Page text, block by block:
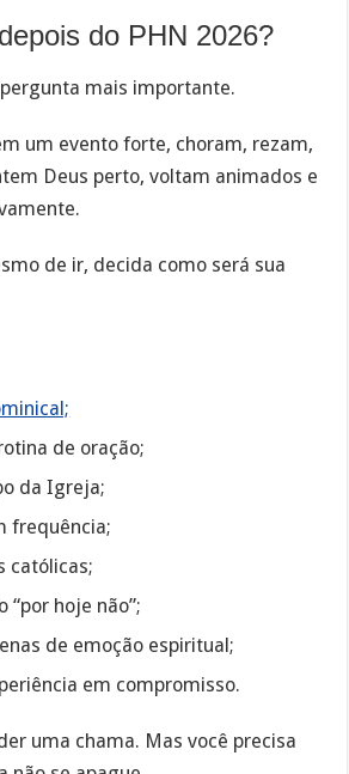
do PHN 2026?
mais importante.
um evento forte, choram, rezam,
Deus perto, voltam animados e
de ir, decida como será sua
de oração;
da Igreja;
frequência;
católicas;
“por hoje não”;
de emoção espiritual;
em compromisso.
uma chama. Mas você precisa